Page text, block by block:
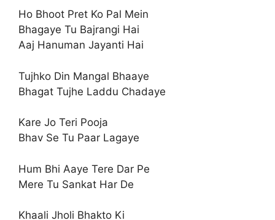
Ho Bhoot Pret Ko Pal Mein
Bhagaye Tu Bajrangi Hai
Aaj Hanuman Jayanti Hai
Tujhko Din Mangal Bhaaye
Bhagat Tujhe Laddu Chadaye
Kare Jo Teri Pooja
Bhav Se Tu Paar Lagaye
Hum Bhi Aaye Tere Dar Pe
Mere Tu Sankat Har De
Khaali Jholi Bhakto Ki